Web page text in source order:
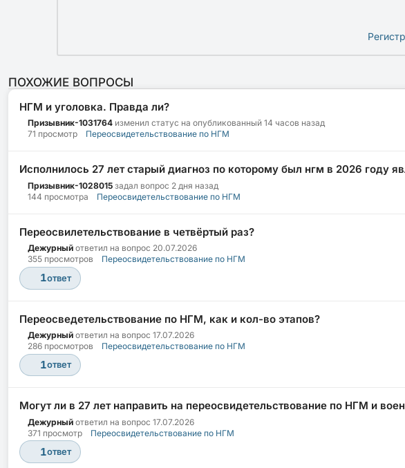
ПОХОЖИЕ ВОПРОСЫ
НГМ и уголовка. Правда ли?
Призывник-1031764 изменил статус на опубликованный 14 часов назад
71 просмотр
Переосвидетельствование по НГМ
Исполнилось 27 лет старый диагноз по которому был нгм в 2026 году
Призывник-1028015 задал вопрос 2 дня назад
144 просмотра
Переосвидетельствование по НГМ
Переосвилетельствование в четвёртый раз?
Дежурный ответил на вопрос 20.07.2026
355 просмотров
Переосвидетельствование по НГМ
1ответ
Переосведетельствование по НГМ, как и кол-во этапов?
Дежурный ответил на вопрос 17.07.2026
286 просмотров
Переосвидетельствование по НГМ
1ответ
Могут ли в 27 лет направить на переосвидетельствование по НГМ и
Дежурный ответил на вопрос 17.07.2026
371 просмотр
Переосвидетельствование по НГМ
1ответ